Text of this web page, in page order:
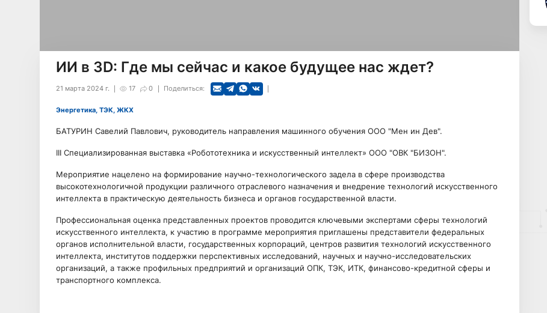
ИИ в 3D: Где мы сейчас и какое будущее нас ждет?
17 0
21 марта 2024 г. Поделиться:
Энергетика, ТЭК, ЖКХ
БАТУРИН Савелий Павлович, руководитель направления машинного обучения ООО "Мен ин Дев".
III Специализированная выставка «Робототехника и искусственный интеллект» ООО "ОВК "БИЗОН".
Мероприятие нацелено на формирование научно-технологического задела в сфере производства
высокотехнологичной продукции различного отраслевого назначения и внедрение технологий искусственного
интеллекта в практическую деятельность бизнеса и органов государственной власти.
Профессиональная оценка представленных проектов проводится ключевыми экспертами сферы технологий
искусственного интеллекта, к участию в программе мероприятия приглашены представители федеральных
органов исполнительной власти, государственных корпораций, центров развития технологий искусственного
интеллекта, институтов поддержки перспективных исследований, научных и научно-исследовательских
организаций, а также профильных предприятий и организаций ОПК, ТЭК, ИТК, финансово-кредитной сферы и
транспортного комплекса.